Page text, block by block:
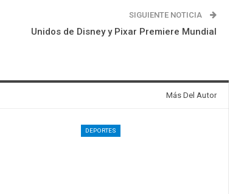
SIGUIENTE NOTICIA
Unidos de Disney y Pixar Premiere Mundial
Más Del Autor
DEPORTES